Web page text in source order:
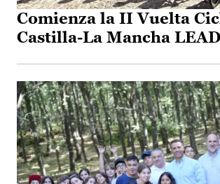
Comienza la II Vuelta
Castilla-La Mancha